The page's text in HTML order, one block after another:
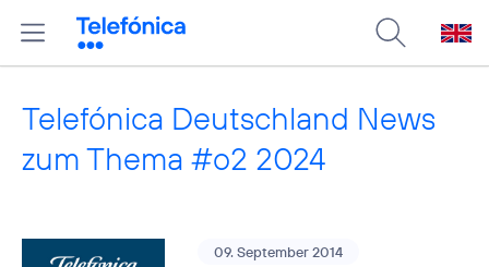
Telefónica Deutschland News
zum Thema #o2 2024
09. September 2014